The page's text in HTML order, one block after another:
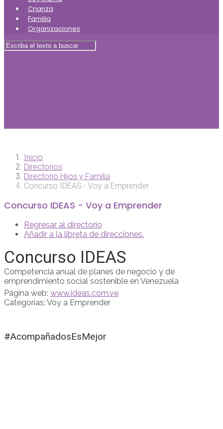
Crianza
Familia
Organizaciones
Inicio
Directorios
Directorio Hijos y Familia
Concurso IDEAS - Voy a Emprender
Concurso IDEAS - Voy a Emprender
Regresar al directorio
Añadir a la libreta de direcciones.
Concurso IDEAS
Competencia anual de planes de negocio y de
emprendimiento social sostenible en Venezuela
Página web: www.ideas.com.ve
Categorías: Voy a Emprender
#AcompañadosEsMejor